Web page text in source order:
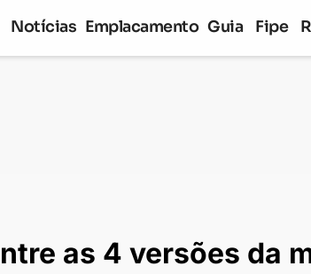
Notícias Emplacamento Guia Fipe
da moto mais vendida da Triumph
as 4 versões da